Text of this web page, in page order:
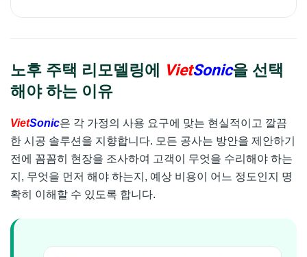
노후 주택 리모델링에 VietSonic을 선택
해야 하는 이유
VietSonic은 각 가정의 사용 요구에 맞는 현실적이고 깔끔
한 시공 솔루션을 지향합니다. 모든 공사는 방안을 제안하기
전에 꼼꼼히 현장을 조사하여 고객이 무엇을 수리해야 하는
지, 무엇을 먼저 해야 하는지, 예상 비용이 어느 정도인지 명
확히 이해할 수 있도록 합니다.